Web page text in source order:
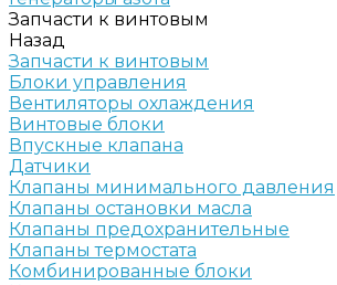
Запчасти к винтовым
Назад
Запчасти к винтовым
Блоки управления
Вентиляторы охлаждения
Винтовые блоки
Впускные клапана
Датчики
Клапаны минимального давления
Клапаны остановки масла
Клапаны предохранительные
Клапаны термостата
Комбинированные блоки